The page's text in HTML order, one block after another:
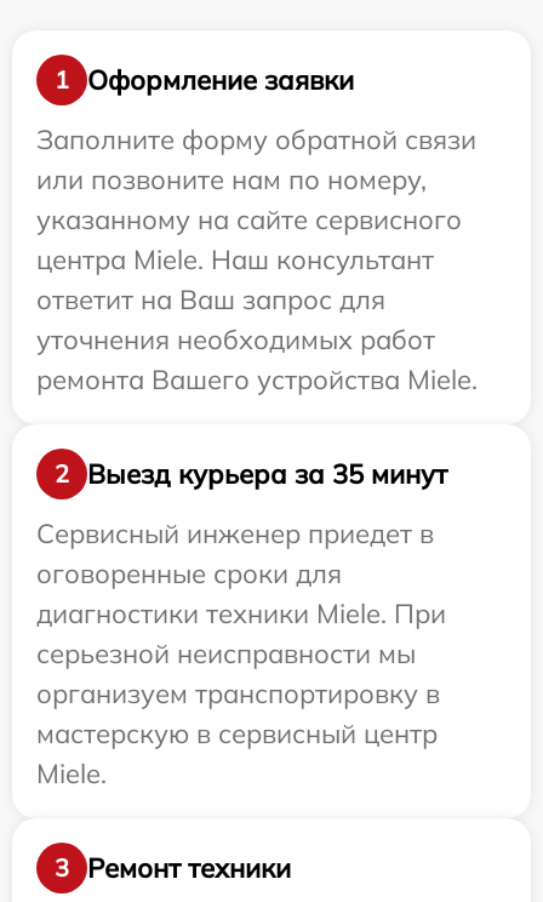
1
Оформление заявки
Заполните форму обратной связи
или позвоните нам по номеру,
указанному на сайте сервисного
центра Miele. Наш консультант
ответит на Ваш запрос для
уточнения необходимых работ
ремонта Вашего устройства Miele.
2
Выезд курьера за 35 минут
Сервисный инженер приедет в
оговоренные сроки для
диагностики техники Miele. При
серьезной неисправности мы
организуем транспортировку в
мастерскую в сервисный центр
Miele.
3 Ремонт техники